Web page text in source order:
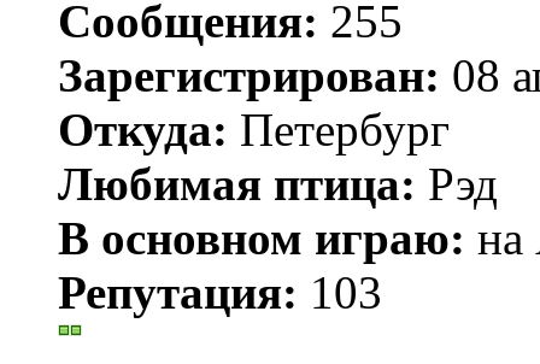
Сообщения: 255
Зарегистрирован: 08
Откуда: Петербург
Любимая птица: Рэд
В основном играю: на
Репутация: 103